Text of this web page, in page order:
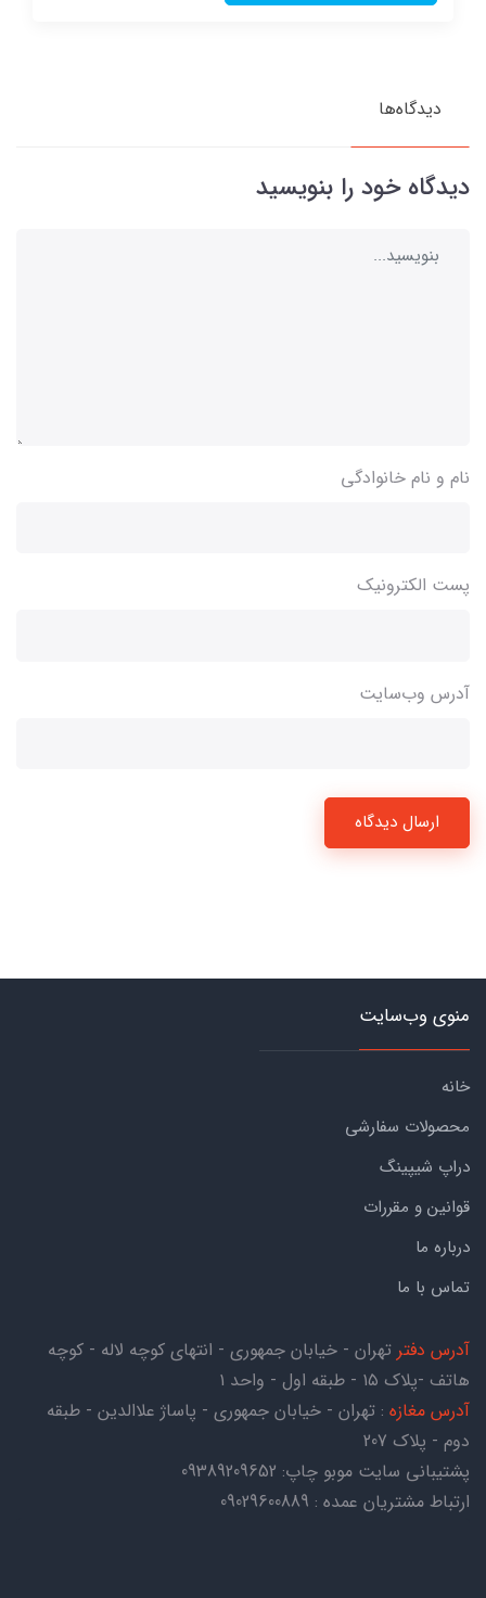
دیدگاه‌ها
دیدگاه خود را بنویسید
نام و نام خانوادگی
پست الکترونیک
آدرس وب‌سایت
ارسال دیدگاه
منوی وب‌سایت
خانه
محصولات سفارشی
دراپ شیپینگ
قوانین و مقررات
درباره ما
تماس با ما
آدرس دفتر تهران - خیابان جمهوری - انتهای کوچه لاله - کوچه
هاتف -پلاک ۱۵ - طبقه اول - واحد ۱
آدرس مغازه : تهران - خیابان جمهوری - پاساژ علاالدین - طبقه
دوم - پلاک 207
پشتیبانی سایت موبو چاپ: 09389209652
ارتباط مشتریان عمده : 09029600889